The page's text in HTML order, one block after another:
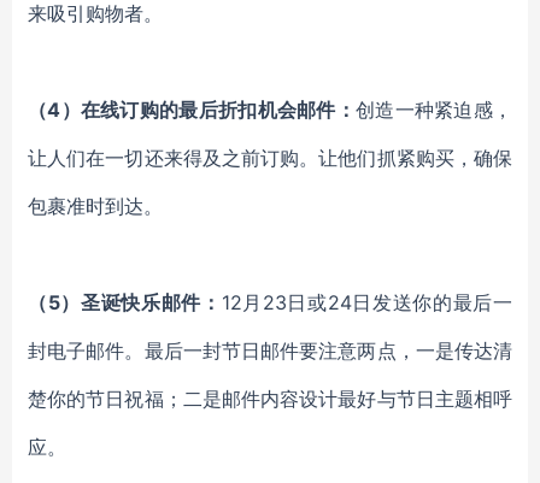
来吸引购物者。
（4）在线订购的最后折扣机会邮件： 创造一种紧迫感，
让人们在一切还来得及之前订购。让他们抓紧购买，确保
包裹准时到达。
（5）圣诞快乐邮件： 12月23日或24日发送你的最后一
封电子邮件。最后一封节日邮件要注意两点，一是传达清
楚你的节日祝福；二是邮件内容设计最好与节日主题相呼
应。